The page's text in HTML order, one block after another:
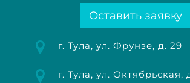
Оставить заявку
г. Тула, ул. Фрунзе, д. 29
г. Тула, ул. Октябрьская,